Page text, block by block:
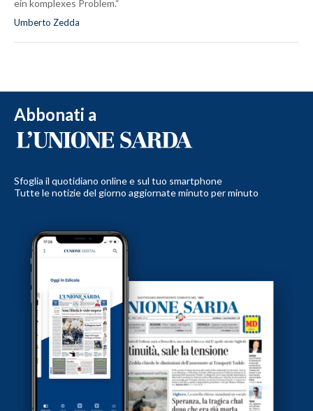
ein komplexes Problem.“
Umberto Zedda
Abbonati a
Sfoglia il quotidiano online e sul tuo smartphone
Tutte le notizie del giorno aggiornate minuto per minuto